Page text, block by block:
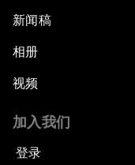
新闻稿
相册
视频
加入我们
登录